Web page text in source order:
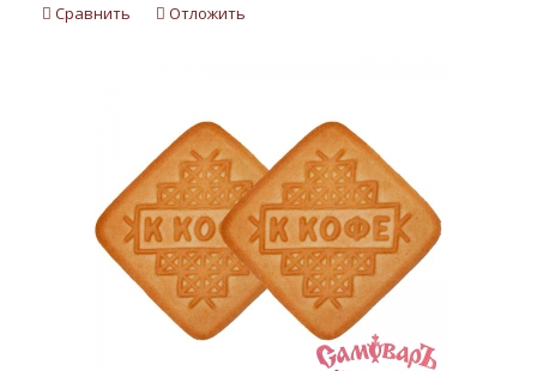
Сравнить Отложить